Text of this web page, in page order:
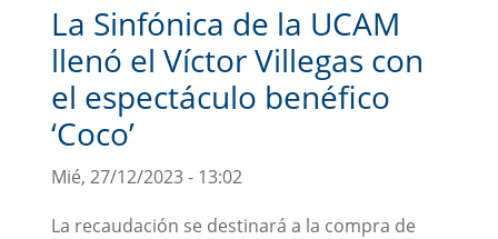
La Sinfónica de la UCAM
llenó el Víctor Villegas con
el espectáculo benéfico
‘Coco’
Mié, 27/12/2023 - 13:02
La recaudación se destinará a la compra de